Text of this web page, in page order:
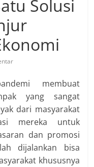
Solusi
membuat
yang sangat
dari masyarakat
mereka untuk
dan promosi
dijalankan bisa
khususnya